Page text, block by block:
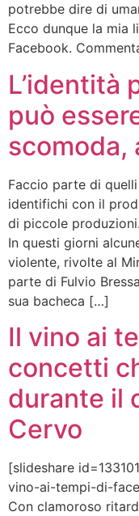
potrebbe dire di
Ecco dunque la mia
Facebook.
L’identità
può
scomoda,
Faccio parte di
identifichi con il
di piccole
In questi giorni
violente, rivolte al
parte di Fulvio
sua bacheca […]
Il vino ai
concetti
durante il
Cervo
[slideshare
vino-ai-tempi-di-
Con clamoroso